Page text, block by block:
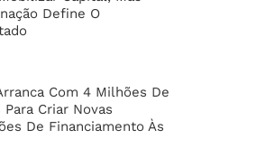
Define O
Com 4 Milhões De
Para Criar Novas
De Financiamento Às